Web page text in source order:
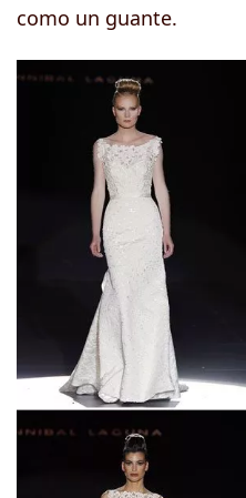
como un guante.